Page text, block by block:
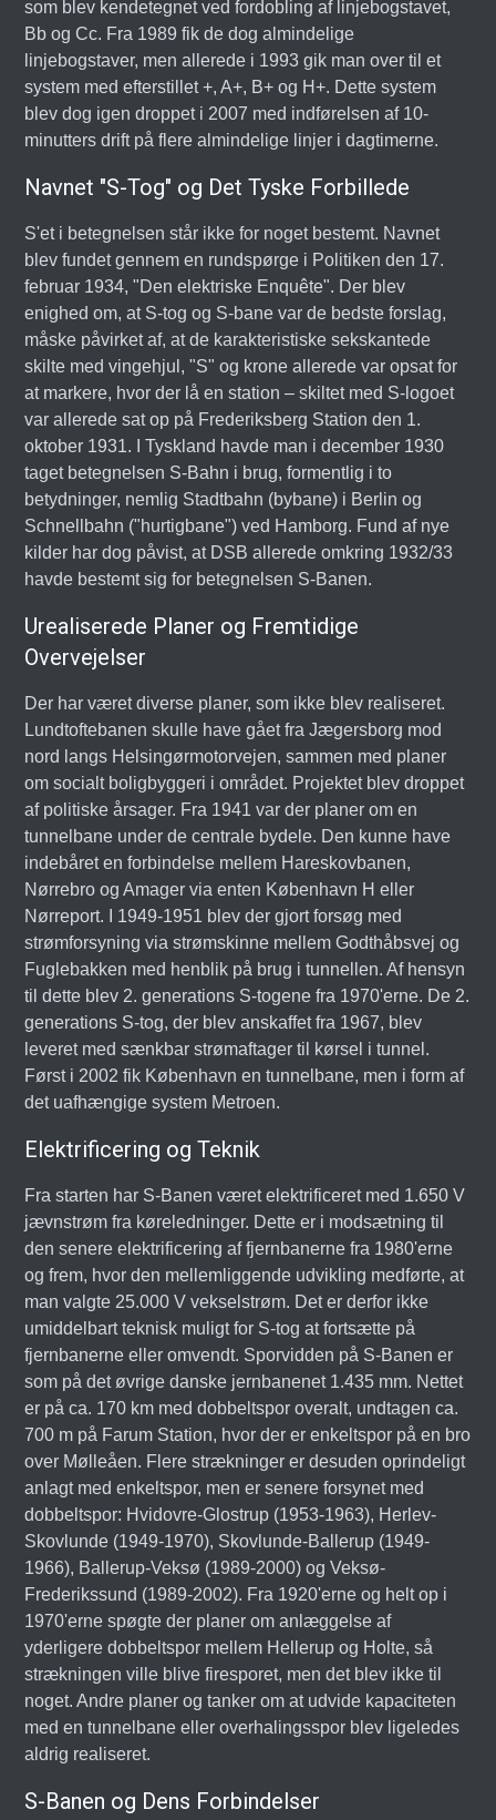
som blev kendetegnet ved fordobling af linjebogstavet,
Bb og Cc. Fra 1989 fik de dog almindelige
linjebogstaver, men allerede i 1993 gik man over til et
system med efterstillet +, A+, B+ og H+. Dette system
blev dog igen droppet i 2007 med indførelsen af 10-
minutters drift på flere almindelige linjer i dagtimerne.
Navnet "S-Tog" og Det Tyske Forbillede
S'et i betegnelsen står ikke for noget bestemt. Navnet
blev fundet gennem en rundspørge i Politiken den 17.
februar 1934, "Den elektriske Enquête". Der blev
enighed om, at S-tog og S-bane var de bedste forslag,
måske påvirket af, at de karakteristiske sekskantede
skilte med vingehjul, "S" og krone allerede var opsat for
at markere, hvor der lå en station – skiltet med S-logoet
var allerede sat op på Frederiksberg Station den 1.
oktober 1931. I Tyskland havde man i december 1930
taget betegnelsen S-Bahn i brug, formentlig i to
betydninger, nemlig Stadtbahn (bybane) i Berlin og
Schnellbahn ("hurtigbane") ved Hamborg. Fund af nye
kilder har dog påvist, at DSB allerede omkring 1932/33
havde bestemt sig for betegnelsen S-Banen.
Urealiserede Planer og Fremtidige
Overvejelser
Der har været diverse planer, som ikke blev realiseret.
Lundtoftebanen skulle have gået fra Jægersborg mod
nord langs Helsingørmotorvejen, sammen med planer
om socialt boligbyggeri i området. Projektet blev droppet
af politiske årsager. Fra 1941 var der planer om en
tunnelbane under de centrale bydele. Den kunne have
indebåret en forbindelse mellem Hareskovbanen,
Nørrebro og Amager via enten København H eller
Nørreport. I 1949-1951 blev der gjort forsøg med
strømforsyning via strømskinne mellem Godthåbsvej og
Fuglebakken med henblik på brug i tunnellen. Af hensyn
til dette blev 2. generations S-togene fra 1970'erne. De 2.
generations S-tog, der blev anskaffet fra 1967, blev
leveret med sænkbar strømaftager til kørsel i tunnel.
Først i 2002 fik København en tunnelbane, men i form af
det uafhængige system Metroen.
Elektrificering og Teknik
Fra starten har S-Banen været elektrificeret med 1.650 V
jævnstrøm fra køreledninger. Dette er i modsætning til
den senere elektrificering af fjernbanerne fra 1980'erne
og frem, hvor den mellemliggende udvikling medførte, at
man valgte 25.000 V vekselstrøm. Det er derfor ikke
umiddelbart teknisk muligt for S-tog at fortsætte på
fjernbanerne eller omvendt. Sporvidden på S-Banen er
som på det øvrige danske jernbanenet 1.435 mm. Nettet
er på ca. 170 km med dobbeltspor overalt, undtagen ca.
700 m på Farum Station, hvor der er enkeltspor på en bro
over Mølleåen. Flere strækninger er desuden oprindeligt
anlagt med enkeltspor, men er senere forsynet med
dobbeltspor: Hvidovre-Glostrup (1953-1963), Herlev-
Skovlunde (1949-1970), Skovlunde-Ballerup (1949-
1966), Ballerup-Veksø (1989-2000) og Veksø-
Frederikssund (1989-2002). Fra 1920'erne og helt op i
1970'erne spøgte der planer om anlæggelse af
yderligere dobbeltspor mellem Hellerup og Holte, så
strækningen ville blive firesporet, men det blev ikke til
noget. Andre planer og tanker om at udvide kapaciteten
med en tunnelbane eller overhalingsspor blev ligeledes
aldrig realiseret.
S-Banen og Dens Forbindelser